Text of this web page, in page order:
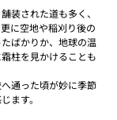
装された道も多く、
に空地や稲刈り後の
ばかりか、地球の温
柱を見かけることも
通った頃が妙に季節
ます。